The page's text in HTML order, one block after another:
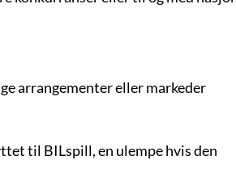
arrangementer eller markeder
til BILspill, en ulempe hvis den